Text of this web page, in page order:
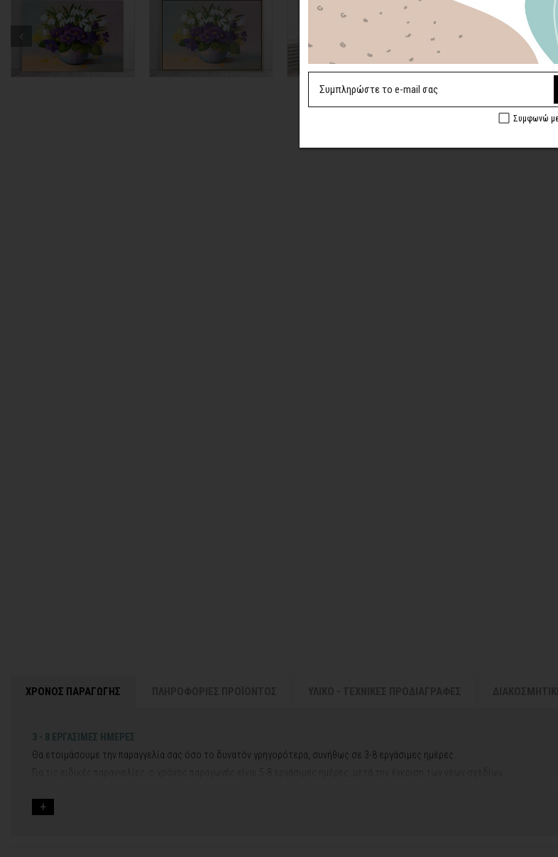
ΧΡΟΝΟΣ ΠΑΡΑΓΩΓΗΣ
3 - 8 ΕΡΓΑΣΙΜΕΣ ΗΜΕΡΕΣ
Θα ετοιμάσουμε την παραγγελία σας όσο το δυνατόν γρηγορότερα, συνήθως σε 3-8 εργάσιμες ημέρες.
Εάν η αποστολή πραγματοποιείται κατά τη διάρκεια μεγάλων εορτών ή αργιών ή καλοκαιρινών διακοπών, μπορεί να χρειαστεί
Συμφωνώ με